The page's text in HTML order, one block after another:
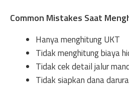
Common Mistakes Saat
Hanya menghitung UKT
Tidak menghitung biaya
Tidak cek detail jalur
Tidak siapkan dana